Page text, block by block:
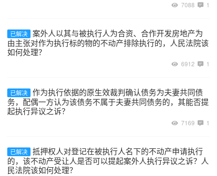
7088 1
已解决 案外人以其与被执行人为合资、合作开发房地产为
由主张对作为执行标的物的不动产排除执行的，人民法院该
如何处理？
6912 1
已解决 作为执行依据的原生效裁判确认债务为夫妻共同债
务，配偶一方认为该债务不属于夫妻共同债务的，其能否提
起执行异议之诉？
7169 1
已解决 抵押权人对登记在被执行人名下的不动产申请执行
的，该不动产受让人是否可以提起案外人执行异议之诉？人
民法院该如何处理？